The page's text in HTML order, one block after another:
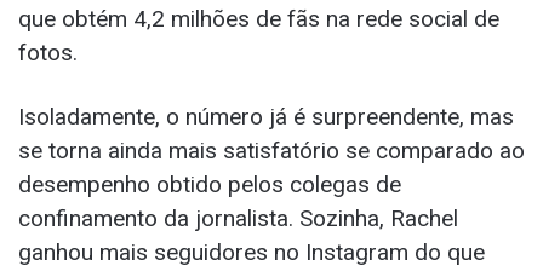
que obtém 4,2 milhões de fãs na rede social de
fotos.
Isoladamente, o número já é surpreendente, mas
se torna ainda mais satisfatório se comparado ao
desempenho obtido pelos colegas de
confinamento da jornalista. Sozinha, Rachel
ganhou mais seguidores no Instagram do que